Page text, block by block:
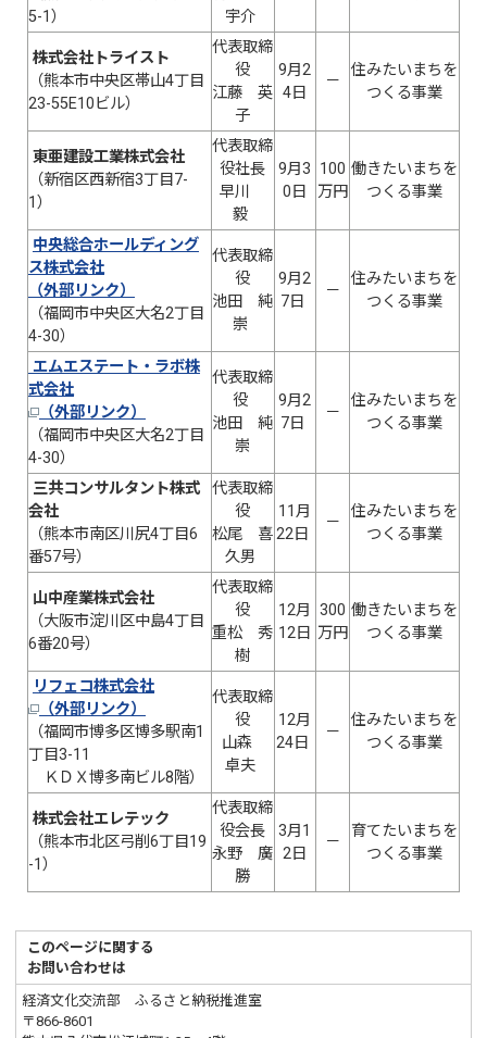
5-1）
宇介
株式会社トライスト
（熊本市中央区帯山4丁目
23-55E10ビル）
代表取締
役
江藤 英
子
9月2
4日
－
住みたいまちを
つくる事業
東亜建設工業株式会社
（新宿区西新宿3丁目7-
1）
代表取締
役社長
早川
毅
9月3
0日
100
万円
働きたいまちを
つくる事業
中央総合ホールディング
ス株式会社
（外部リンク）
（福岡市中央区大名2丁目
4-30）
代表取締
役
池田 純
崇
9月2
7日
－
住みたいまちを
つくる事業
エムエステート・ラボ株
式会社
（外部リンク）
（福岡市中央区大名2丁目
4-30）
代表取締
役
池田 純
崇
9月2
7日
－
住みたいまちを
つくる事業
三共コンサルタント株式
会社
（熊本市南区川尻4丁目6
番57号）
代表取締
役
松尾 喜
久男
11月
22日
－
住みたいまちを
つくる事業
山中産業株式会社
（大阪市淀川区中島4丁目
6番20号）
代表取締
役
重松 秀
樹
12月
12日
300
万円
働きたいまちを
つくる事業
リフェコ株式会社
（外部リンク）
（福岡市博多区博多駅南1
丁目3-11
ＫＤＸ博多南ビル8階）
代表取締
役
山森
卓夫
12月
24日
－
住みたいまちを
つくる事業
株式会社エレテック
（熊本市北区弓削6丁目19
-1）
代表取締
役会長
永野 廣
勝
3月1
2日
－
育てたいまちを
つくる事業
このページに関する
お問い合わせは
経済文化交流部 ふるさと納税推進室
〒866-8601